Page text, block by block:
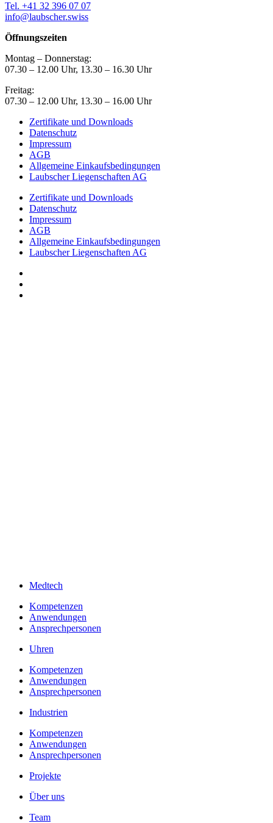
Tel. +41 32 396 07 07
info@laubscher.swiss
Öffnungszeiten
Montag – Donnerstag:
07.30 – 12.00 Uhr, 13.30 – 16.30 Uhr
Freitag:
07.30 – 12.00 Uhr, 13.30 – 16.00 Uhr
Zertifikate und Downloads
Datenschutz
Impressum
AGB
Allgemeine Einkaufsbedingungen
Laubscher Liegenschaften AG
Zertifikate und Downloads
Datenschutz
Impressum
AGB
Allgemeine Einkaufsbedingungen
Laubscher Liegenschaften AG
Medtech
Kompetenzen
Anwendungen
Ansprechpersonen
Uhren
Kompetenzen
Anwendungen
Ansprechpersonen
Industrien
Kompetenzen
Anwendungen
Ansprechpersonen
Projekte
Über uns
Team